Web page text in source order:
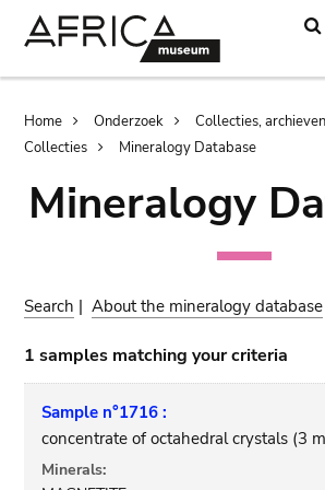
Breadcrumb
Home Onderzoek
Collecties,
Collecties
Mineralogy Database
Mineralogy
Search |About the mineralogy database
1 samples matching your criteria
Sample n°1716 :
concentrate of octahedral crystals (3
Minerals: